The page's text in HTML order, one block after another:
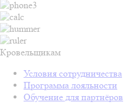
Кровельщикам
Условия сотрудничества
Программа лояльности
Обучение для партнёров